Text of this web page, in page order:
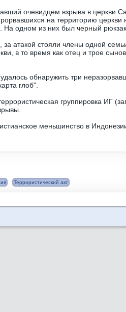
очевидцем взрыва в церкви
на территорию церкви
На одном из них был черный рюкзак.
атакой стояли члены одной
в то время как отец и трое
обнаружить три
глоб".
группировка ИГ
меньшинство в
Террористический акт